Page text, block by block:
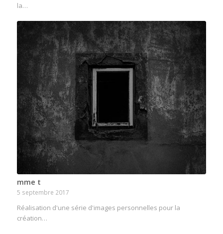
la…
mme t
5 septembre 2017
Réalisation d'une série d'images personnelles pour la
création…